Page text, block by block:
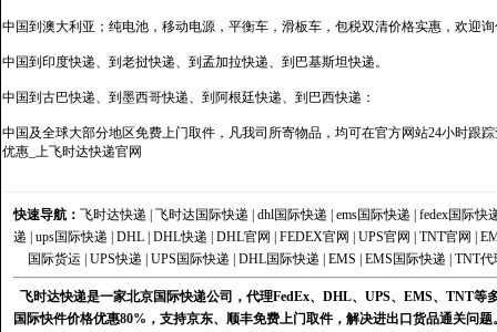
中国到澳大利亚；纯电池，移动电源，平衡车，滑板车，包税双清价格实惠，欢迎
中国到印度快递、到老挝快递、到孟加拉快递、到巴基斯坦快递。
中国到古巴快递、到墨西哥快递、到阿根廷快递、到巴西快递：
中国及全球大部分地区免费上门取件，凡我司所寄物品，均可在官方网站24小时跟
优惠_上飞时达快递官网
快速导航： 飞时达快递 飞时达国际快递 dhl国际快递 ems国际快递
fedex国际快
递
ups国际快递 DHL DHL快递 DHL官网 FEDEX官网 UPS官网 TNT官网
国际货运| UPS快递 UPS国际快递 DHL国际快递 EMS EMS国际快递 TNT代
飞时达快递是一家北京国际快递公司，代理FedEx、DHL、UPS、EMS、TNT
国际快件价格优惠80%，支持京东、顺丰免费上门取件，解决进出口货品通关问题